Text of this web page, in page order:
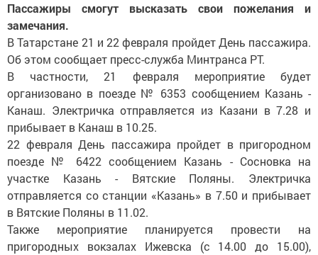
Пассажиры смогут высказать свои пожелания и
замечания.
В Татарстане 21 и 22 февраля пройдет День пассажира.
Об этом сообщает пресс-служба Минтранса РТ.
В частности, 21 февраля мероприятие будет
организовано в поезде № 6353 сообщением Казань -
Канаш. Электричка отправляется из Казани в 7.28 и
прибывает в Канаш в 10.25.
22 февраля День пассажира пройдет в пригородном
поезде № 6422 сообщением Казань - Сосновка на
участке Казань - Вятские Поляны. Электричка
отправляется со станции «Казань» в 7.50 и прибывает
в Вятские Поляны в 11.02.
Также мероприятие планируется провести на
пригородных вокзалах Ижевска (с 14.00 до 15.00),